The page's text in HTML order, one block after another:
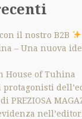
il nostro B2B
– Una nuova
House of Tuhina
protagonisti
PREZIOSA